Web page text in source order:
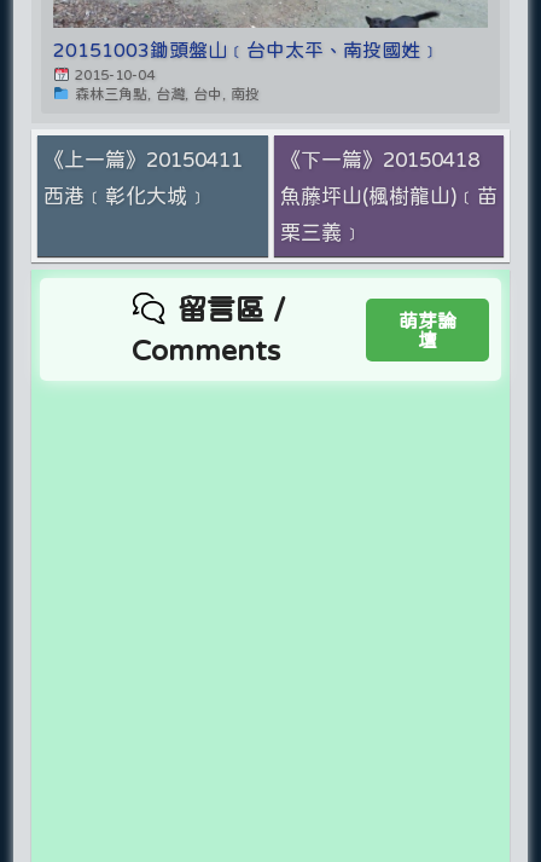
20151003鋤頭盤山﹝台中太平、南投國姓﹞
2015-10-04
森林三角點, 台灣, 台中, 南投
《上一篇》20150411
西港﹝彰化大城﹞
《下一篇》20150418
魚藤坪山(楓樹龍山)﹝苗
栗三義﹞
留言區 /
Comments
萌芽論
壇